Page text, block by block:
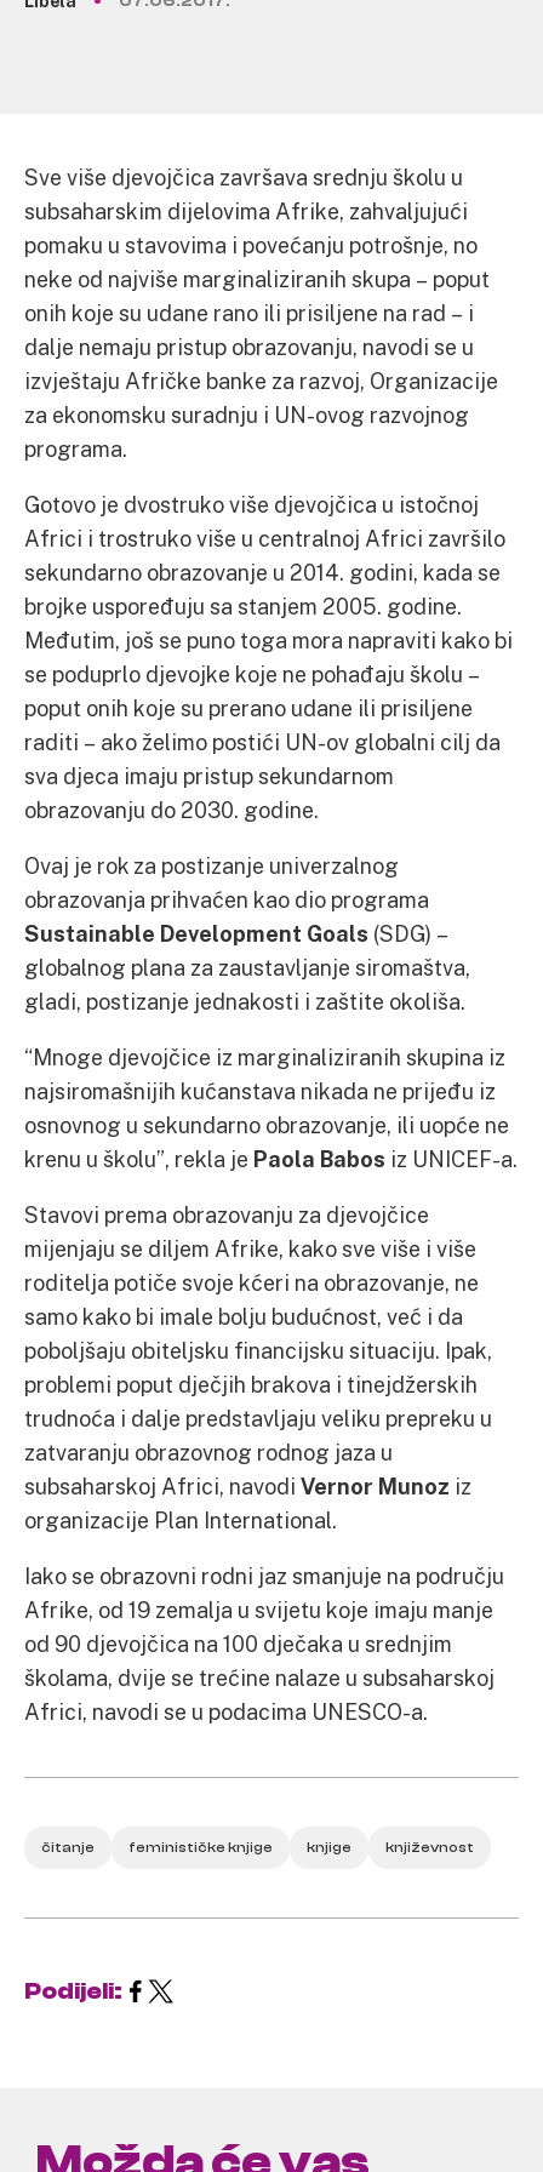
Sve više djevojčica završava srednju školu u
subsaharskim dijelovima Afrike, zahvaljujući
pomaku u stavovima i povećanju potrošnje, no
neke od najviše marginaliziranih skupa – poput
onih koje su udane rano ili prisiljene na rad – i
dalje nemaju pristup obrazovanju, navodi se u
izvještaju Afričke banke za razvoj, Organizacije
za ekonomsku suradnju i UN-ovog razvojnog
programa.
Gotovo je dvostruko više djevojčica u istočnoj
Africi i trostruko više u centralnoj Africi završilo
sekundarno obrazovanje u 2014. godini, kada se
brojke uspoređuju sa stanjem 2005. godine.
Međutim, još se puno toga mora napraviti kako bi
se poduprlo djevojke koje ne pohađaju školu –
poput onih koje su prerano udane ili prisiljene
raditi – ako želimo postići UN-ov globalni cilj da
sva djeca imaju pristup sekundarnom
obrazovanju do 2030. godine.
Ovaj je rok za postizanje univerzalnog
obrazovanja prihvaćen kao dio programa
Sustainable Development Goals (SDG) –
globalnog plana za zaustavljanje siromaštva,
gladi, postizanje jednakosti i zaštite okoliša.
“Mnoge djevojčice iz marginaliziranih skupina iz
najsiromašnijih kućanstava nikada ne prijeđu iz
osnovnog u sekundarno obrazovanje, ili uopće ne
krenu u školu”, rekla je Paola Babos iz UNICEF-a.
Stavovi prema obrazovanju za djevojčice
mijenjaju se diljem Afrike, kako sve više i više
roditelja potiče svoje kćeri na obrazovanje, ne
samo kako bi imale bolju budućnost, već i da
poboljšaju obiteljsku financijsku situaciju. Ipak,
problemi poput dječjih brakova i tinejdžerskih
trudnoća i dalje predstavljaju veliku prepreku u
zatvaranju obrazovnog rodnog jaza u
subsaharskoj Africi, navodi Vernor Munoz iz
organizacije Plan International.
Iako se obrazovni rodni jaz smanjuje na području
Afrike, od 19 zemalja u svijetu koje imaju manje
od 90 djevojčica na 100 dječaka u srednjim
školama, dvije se trećine nalaze u subsaharskoj
Africi, navodi se u podacima UNESCO-a.
čitanje feminističke knjige knjige književnost
Podijeli: